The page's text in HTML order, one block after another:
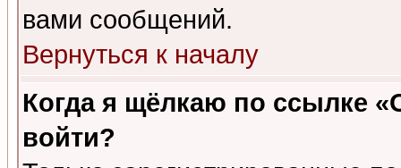
вами сообщений.
Вернуться к началу
Когда я щёлкаю по ссылке
войти?